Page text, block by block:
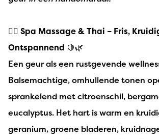
💆‍♀️ Spa Massage & Thai – Fris,
Ontspannend 🍋🌿
Een geur als een rustgevende
Balsemachtige, omhullende tonen
sprankelend met citroenschil,
eucalyptus. Het hart is warm en
geranium, groene bladeren,